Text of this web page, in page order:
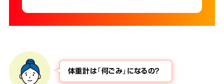
体重計は「何ごみ」になるの？